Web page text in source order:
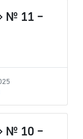
№ 11 –
№ 10 –